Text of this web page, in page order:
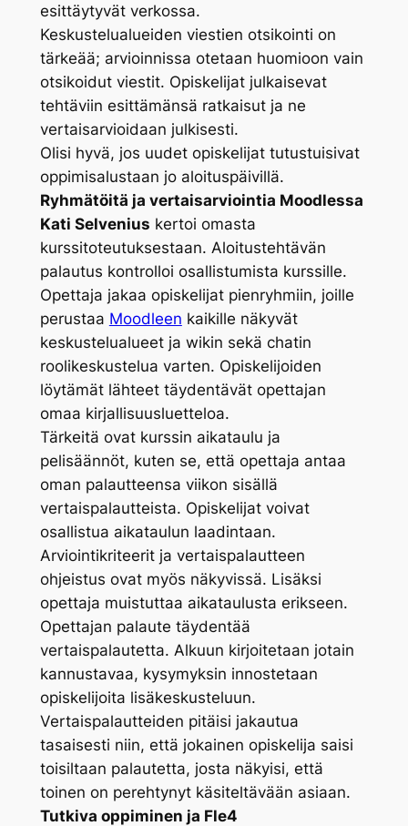
esittäytyvät verkossa.
Keskustelualueiden viestien otsikointi on
tärkeää; arvioinnissa otetaan huomioon vain
otsikoidut viestit. Opiskelijat julkaisevat
tehtäviin esittämänsä ratkaisut ja ne
vertaisarvioidaan julkisesti.
Olisi hyvä, jos uudet opiskelijat tutustuisivat
oppimisalustaan jo aloituspäivillä.
Ryhmätöitä ja vertaisarviointia Moodlessa
Kati Selvenius kertoi omasta
kurssitoteutuksestaan. Aloitustehtävän
palautus kontrolloi osallistumista kurssille.
Opettaja jakaa opiskelijat pienryhmiin, joille
perustaa Moodleen kaikille näkyvät
keskustelualueet ja wikin sekä chatin
roolikeskustelua varten. Opiskelijoiden
löytämät lähteet täydentävät opettajan
omaa kirjallisuusluetteloa.
Tärkeitä ovat kurssin aikataulu ja
pelisäännöt, kuten se, että opettaja antaa
oman palautteensa viikon sisällä
vertaispalautteista. Opiskelijat voivat
osallistua aikataulun laadintaan.
Arviointikriteerit ja vertaispalautteen
ohjeistus ovat myös näkyvissä. Lisäksi
opettaja muistuttaa aikataulusta erikseen.
Opettajan palaute täydentää
vertaispalautetta. Alkuun kirjoitetaan jotain
kannustavaa, kysymyksin innostetaan
opiskelijoita lisäkeskusteluun.
Vertaispalautteiden pitäisi jakautua
tasaisesti niin, että jokainen opiskelija saisi
toisiltaan palautetta, josta näkyisi, että
toinen on perehtynyt käsiteltävään asiaan.
Tutkiva oppiminen ja Fle4